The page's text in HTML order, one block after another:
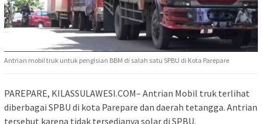
Antrian mobil truk untuk pengisian BBM di salah satu SPBU di Kota Parepare
PAREPARE, KILASSULAWESI.COM– Antrian Mobil truk terlihat
diberbagai SPBU di kota Parepare dan daerah tetangga. Antrian
tersebut karena tidak tersedianya solar di SPBU.